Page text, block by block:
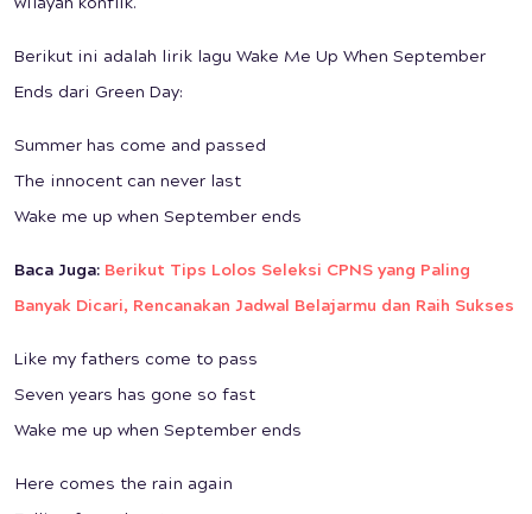
wilayah konflik.
Berikut ini adalah lirik lagu Wake Me Up When September
Ends dari Green Day:
Summer has come and passed
The innocent can never last
Wake me up when September ends
Baca Juga: Berikut Tips Lolos Seleksi CPNS yang Paling
Banyak Dicari, Rencanakan Jadwal Belajarmu dan Raih Sukses
Like my fathers come to pass
Seven years has gone so fast
Wake me up when September ends
Here comes the rain again